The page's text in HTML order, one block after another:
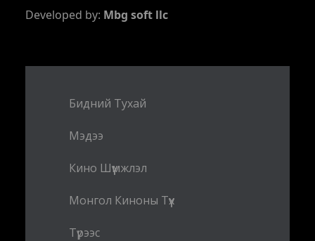
Developed by: Mbg soft llc
Бидний Тухай
Мэдээ
Кино Шүүмжлэл
Монгол Киноны Түүх
Түрээс